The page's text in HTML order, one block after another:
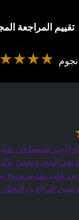
تقييم المراجعة
إليت للمصاعد.
بعد البيع. ونخصّ
على تقديم منتج
الرائع.ن